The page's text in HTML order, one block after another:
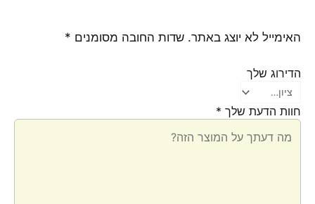
האימייל לא יוצג באתר. שדות החובה מסומנים *
הדירוג שלך
חוות הדעת שלך *